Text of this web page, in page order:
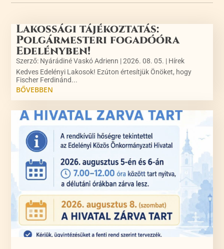
Lakossági tájékoztatás:
Polgármesteri fogadóóra
Edelényben!
Szerző: Nyárádiné Vaskó Adrienn |2026. 08. 05. | Hírek
Kedves Edelényi Lakosok! Ezúton értesítjük Önöket, hogy
Fischer Ferdinánd...
BŐVEBBEN